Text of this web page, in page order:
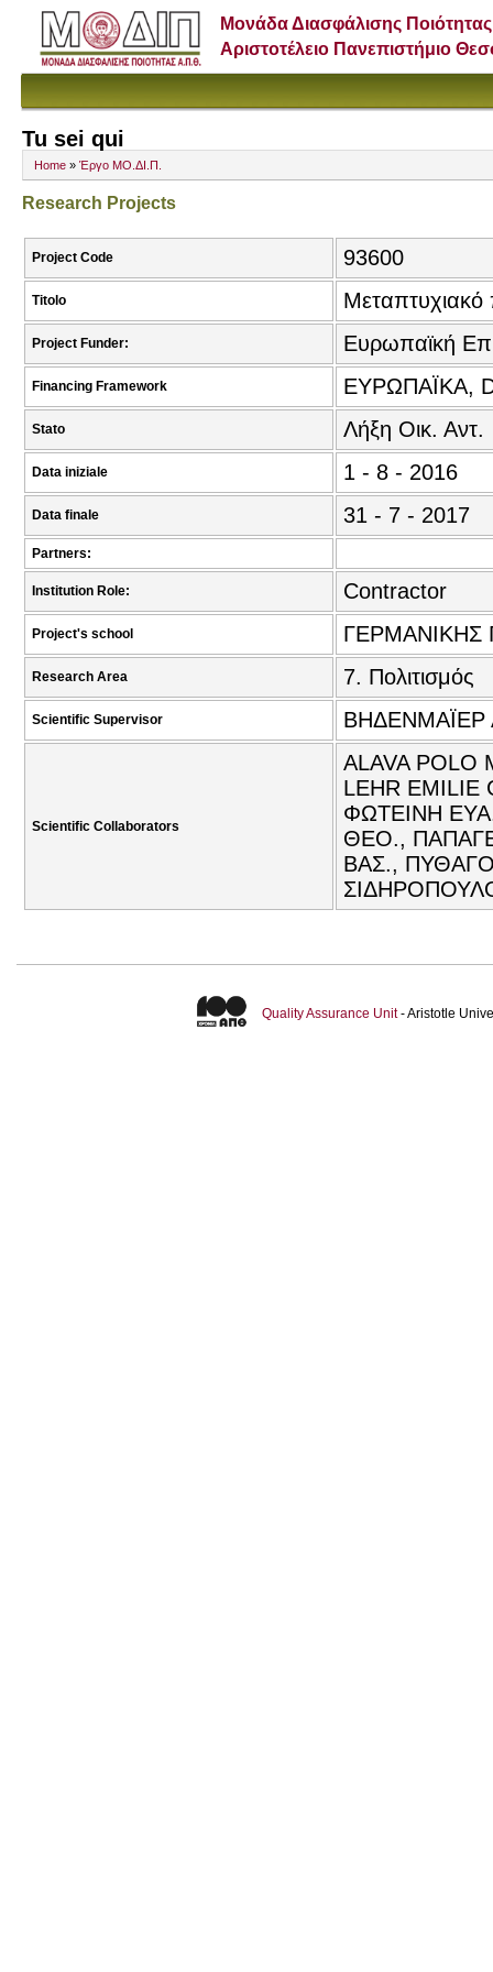
Μονάδα Διασφάλισης Ποιότητας
Αριστοτέλειο Πανεπιστήμιο
Tu sei qui
Home » Έργο ΜΟ.ΔΙ.Π.
Research Projects
Project Code 93600
Titolo Μεταπτυχιακό
Project Funder: Ευρωπαϊκή
Financing Framework ΕΥΡΩΠΑΪΚΑ,
Stato Λήξη Οικ. Αντ.
Data iniziale 1 - 8 - 2016
Data finale 31 - 7 - 2017
Partners:
Institution Role: Contractor
Project's school ΓΕΡΜΑΝΙΚΗΣ
Research Area 7. Πολιτισμός
Scientific Supervisor
Scientific Collaborators
ALAVA POLO
LEHR
ΦΩΤΕΙΝΗ
ΘΕΟ.,
ΒΑΣ.,
Quality Assurance Unit- Aristotle